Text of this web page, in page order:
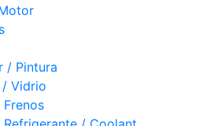
/ Pintura
Vidrio